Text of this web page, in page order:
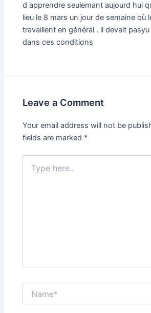
d apprendre seulemant aujourd hui
lieu le 8 mars un jour de semaine où
travaillent en général . il devait
dans ces conditions
Leave a Comment
Your email address will not be
fields are marked *
here..